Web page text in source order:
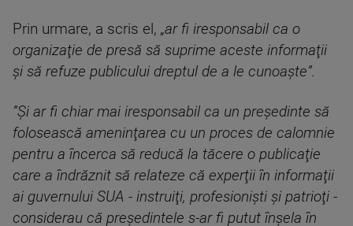
Prin urmare, a scris el, „ar fi iresponsabil ca o
organizaţie de presă să suprime aceste informaţii
şi să refuze publicului dreptul de a le cunoaşte”.
”Şi ar fi chiar mai iresponsabil ca un preşedinte să
folosească ameninţarea cu un proces de calomnie
pentru a încerca să reducă la tăcere o publicaţie
care a îndrăznit să relateze că experţii în informaţii
ai guvernului SUA - instruiţi, profesionişti şi patrioţi -
considerau că preşedintele s-ar fi putut înşela în